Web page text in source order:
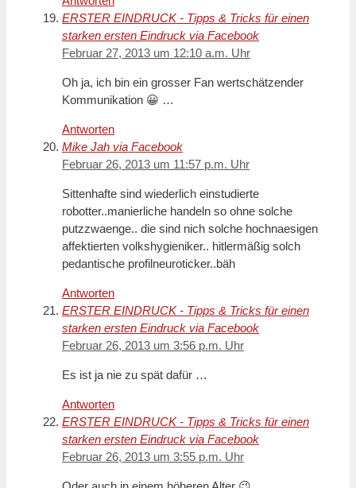
ERSTER EINDRUCK - Tipps & Tricks für einen
starken ersten Eindruck via Facebook
Februar 27, 2013 um 12:10 a.m. Uhr
Oh ja, ich bin ein grosser Fan wertschätzender
Kommunikation 😀 …
Antworten
Mike Jah via Facebook
Februar 26, 2013 um 11:57 p.m. Uhr
Sittenhafte sind wiederlich einstudierte
robotter..manierliche handeln so ohne solche
putzzwaenge.. die sind nich solche hochnaesigen
affektierten volkshygieniker.. hitlermäßig solch
pedantische profilneuroticker..bäh
Antworten
ERSTER EINDRUCK - Tipps & Tricks für einen
starken ersten Eindruck via Facebook
Februar 26, 2013 um 3:56 p.m. Uhr
Es ist ja nie zu spät dafür …
Antworten
ERSTER EINDRUCK - Tipps & Tricks für einen
starken ersten Eindruck via Facebook
Februar 26, 2013 um 3:55 p.m. Uhr